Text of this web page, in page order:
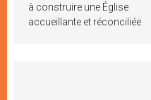
à construire une Église
accueillante et réconciliée